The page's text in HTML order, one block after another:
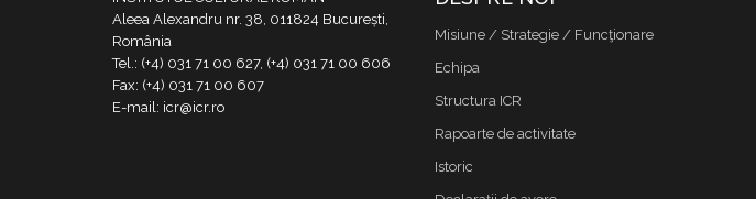
Aleea Alexandru nr. 38, 011824 București,
România
Tel.: (+4) 031 71 00 627, (+4) 031 71 00 606
Fax: (+4) 031 71 00 607
E-mail: icr@icr.ro
Misiune / Strategie / Funcţionare
Echipa
Structura ICR
Rapoarte de activitate
Istoric